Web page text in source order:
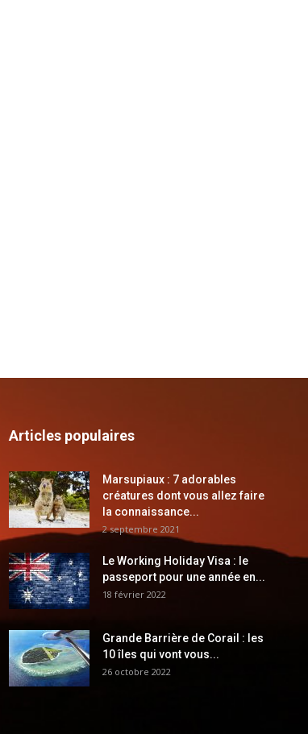
Articles populaires
Marsupiaux : 7 adorables
créatures dont vous allez faire
la connaissance...
2 septembre 2021
Le Working Holiday Visa : le
passeport pour une année en...
18 février 2022
Grande Barrière de Corail : les
10 îles qui vont vous...
26 octobre 2022